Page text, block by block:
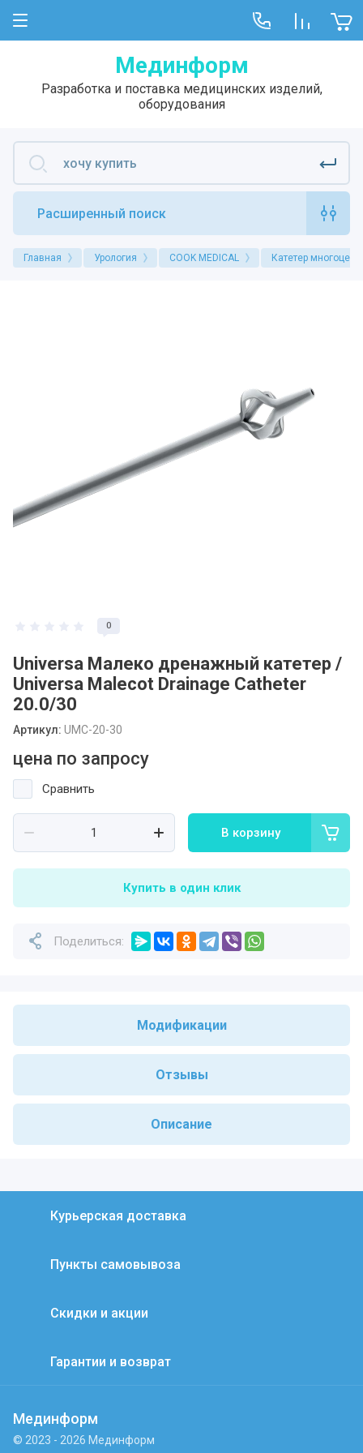
Мединформ
Разработка и поставка медицинских изделий,
оборудования
Расширенный поиск
Главная Урология COOK MEDICAL Катетер
0
Universa Малеко дренажный катетер /
Universa Malecot Drainage Catheter
20.0/30
Артикул: UMC-20-30
цена по запросу
Сравнить
В корзину
Купить в один клик
Поделиться:
Модификации
Отзывы
Описание
Курьерская доставка
Пункты самовывоза
Скидки и акции
Гарантии и возврат
Мединформ
© 2023 - 2026 Мединформ